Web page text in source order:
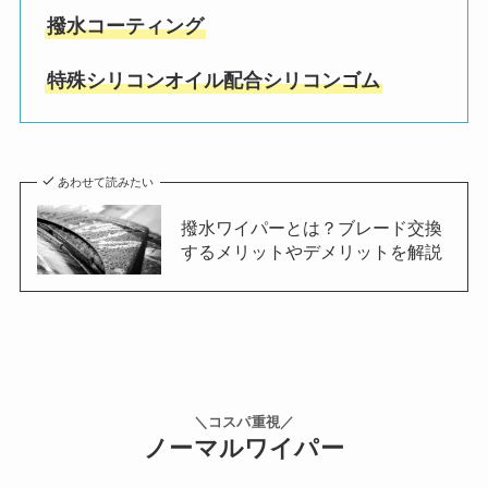
撥水コーティング
特殊シリコンオイル配合シリコンゴム
あわせて読みたい
撥水ワイパーとは？ブレード交換
するメリットやデメリットを解説
＼コスパ重視／
ノーマルワイパー